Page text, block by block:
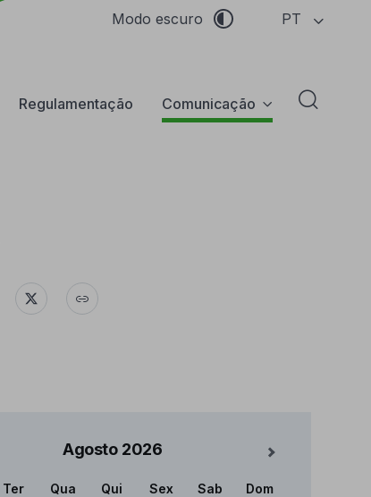
Modo escuro PT
Regulamentação Comunicação Abrir
Agosto 2026 Mês Seguinte
Ter Qua Qui Sex Sab Dom